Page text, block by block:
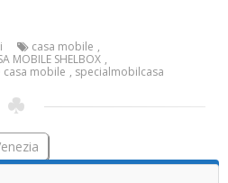
casa mobile ,
MOBILE SHELBOX ,
casa mobile , specialmobilcasa